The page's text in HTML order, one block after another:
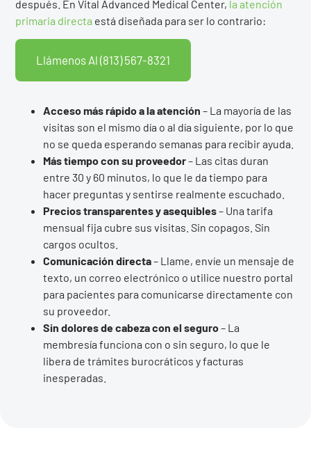
después. En Vital Advanced Medical Center, la atención
primaria directa está diseñada para ser lo contrario:
Llámenos Al (813) 567-8321
Acceso más rápido a la atención – La mayoría de las
visitas son el mismo día o al día siguiente, por lo que
no se queda esperando semanas para recibir ayuda.
Más tiempo con su proveedor– Las citas duran
entre 30 y 60 minutos, lo que le da tiempo para
hacer preguntas y sentirse realmente escuchado.
Precios transparentes y asequibles– Una tarifa
mensual fija cubre sus visitas. Sin copagos. Sin
cargos ocultos.
Comunicación directa– Llame, envíe un mensaje de
texto, un correo electrónico o utilice nuestro portal
para pacientes para comunicarse directamente con
su proveedor.
Sin dolores de cabeza con el seguro– La
membresía funciona con o sin seguro, lo que le
libera de trámites burocráticos y facturas
inesperadas.